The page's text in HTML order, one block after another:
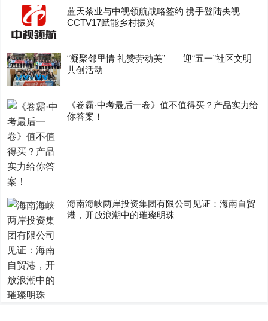
蓝天茶业与中视领航战略签约 携手登陆央视
CCTV17赋能乡村振兴
“凝聚邻里情 礼赞劳动美”——迎“五一”社区文明
共创活动
《卷霸·中考最后一卷》值不值得买？产品实力给
你答案！
海南海峡两岸投资集团有限公司见证：海南自贸
港，开放浪潮中的璀璨明珠